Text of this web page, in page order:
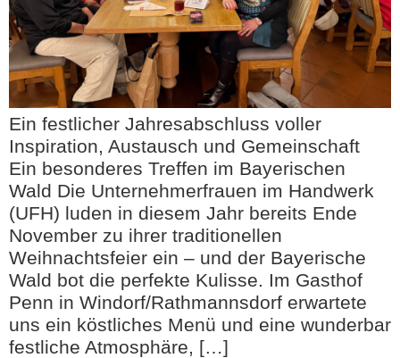
Ein festlicher Jahresabschluss voller
Inspiration, Austausch und Gemeinschaft
Ein besonderes Treffen im Bayerischen
Wald Die Unternehmerfrauen im Handwerk
(UFH) luden in diesem Jahr bereits Ende
November zu ihrer traditionellen
Weihnachtsfeier ein – und der Bayerische
Wald bot die perfekte Kulisse. Im Gasthof
Penn in Windorf/Rathmannsdorf erwartete
uns ein köstliches Menü und eine wunderbar
festliche Atmosphäre, […]